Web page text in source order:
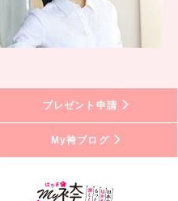
プレゼント申請
My袴ブログ